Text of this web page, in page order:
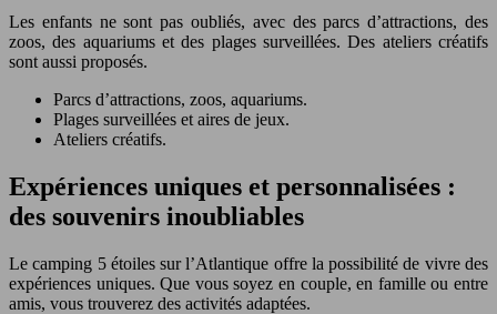
Les enfants ne sont pas oubliés, avec des parcs d’attractions, des
zoos, des aquariums et des plages surveillées. Des ateliers créatifs
sont aussi proposés.
Parcs d’attractions, zoos, aquariums.
Plages surveillées et aires de jeux.
Ateliers créatifs.
Expériences uniques et personnalisées :
des souvenirs inoubliables
Le camping 5 étoiles sur l’Atlantique offre la possibilité de vivre des
expériences uniques. Que vous soyez en couple, en famille ou entre
amis, vous trouverez des activités adaptées.